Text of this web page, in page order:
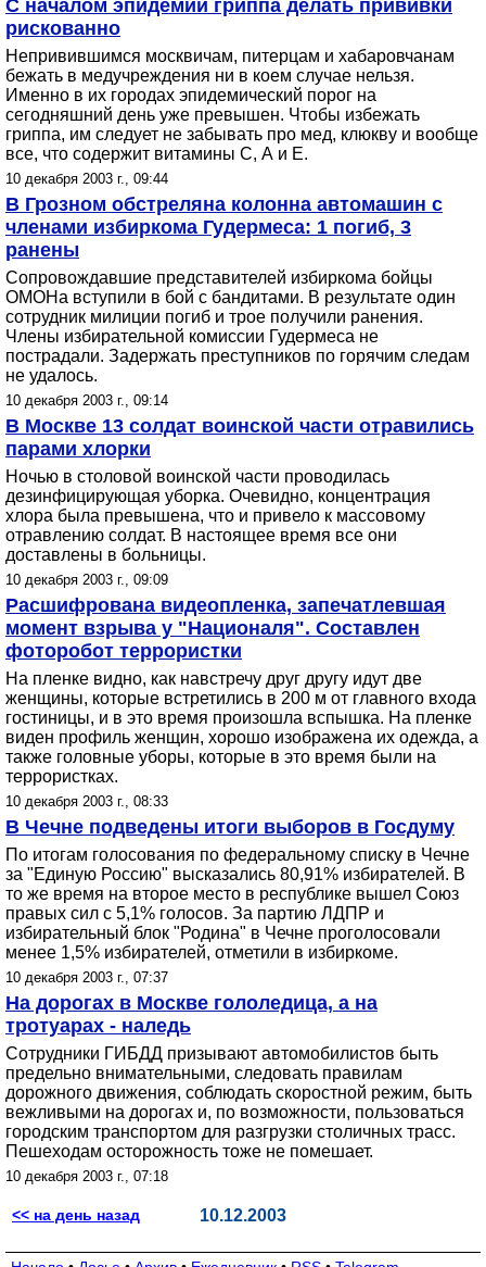
С началом эпидемии гриппа делать прививки
рискованно
Непривившимся москвичам, питерцам и хабаровчанам
бежать в медучреждения ни в коем случае нельзя.
Именно в их городах эпидемический порог на
сегодняшний день уже превышен. Чтобы избежать
гриппа, им следует не забывать про мед, клюкву и вообще
все, что содержит витамины С, А и Е.
10 декабря 2003 г., 09:44
В Грозном обстреляна колонна автомашин с
членами избиркома Гудермеса: 1 погиб, 3
ранены
Сопровождавшие представителей избиркома бойцы
ОМОНа вступили в бой с бандитами. В результате один
сотрудник милиции погиб и трое получили ранения.
Члены избирательной комиссии Гудермеса не
пострадали. Задержать преступников по горячим следам
не удалось.
10 декабря 2003 г., 09:14
В Москве 13 солдат воинской части отравились
парами хлорки
Ночью в столовой воинской части проводилась
дезинфицирующая уборка. Очевидно, концентрация
хлора была превышена, что и привело к массовому
отравлению солдат. В настоящее время все они
доставлены в больницы.
10 декабря 2003 г., 09:09
Расшифрована видеопленка, запечатлевшая
момент взрыва у "Националя". Составлен
фоторобот террористки
На пленке видно, как навстречу друг другу идут две
женщины, которые встретились в 200 м от главного входа
гостиницы, и в это время произошла вспышка. На пленке
виден профиль женщин, хорошо изображена их одежда, а
также головные уборы, которые в это время были на
террористках.
10 декабря 2003 г., 08:33
В Чечне подведены итоги выборов в Госдуму
По итогам голосования по федеральному списку в Чечне
за "Единую Россию" высказались 80,91% избирателей. В
то же время на второе место в республике вышел Союз
правых сил с 5,1% голосов. За партию ЛДПР и
избирательный блок "Родина" в Чечне проголосовали
менее 1,5% избирателей, отметили в избиркоме.
10 декабря 2003 г., 07:37
На дорогах в Москве гололедица, а на
тротуарах - наледь
Сотрудники ГИБДД призывают автомобилистов быть
предельно внимательными, следовать правилам
дорожного движения, соблюдать скоростной режим, быть
вежливыми на дорогах и, по возможности, пользоваться
городским транспортом для разгрузки столичных трасс.
Пешеходам осторожность тоже не помешает.
10 декабря 2003 г., 07:18
<< на день назад 10.12.2003